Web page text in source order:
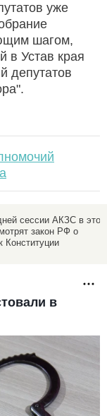
уже
шагом,
в Устав края
депутатов
сессии АКЗС в этом
закон РФ о
Конституции
в